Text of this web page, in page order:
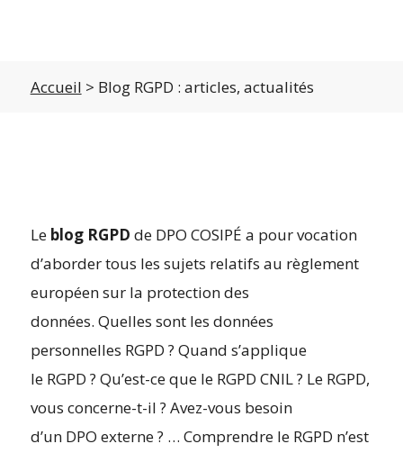
Accueil > Blog RGPD : articles, actualités
Le blog RGPD de DPO COSIPÉ a pour vocation
d’aborder tous les sujets relatifs au règlement
européen sur la protection des
données. Quelles sont les données
personnelles RGPD ? Quand s’applique
le RGPD ? Qu’est-ce que le RGPD CNIL ? Le RGPD,
vous concerne-t-il ? Avez-vous besoin
d’un DPO externe ? … Comprendre le RGPD n’est